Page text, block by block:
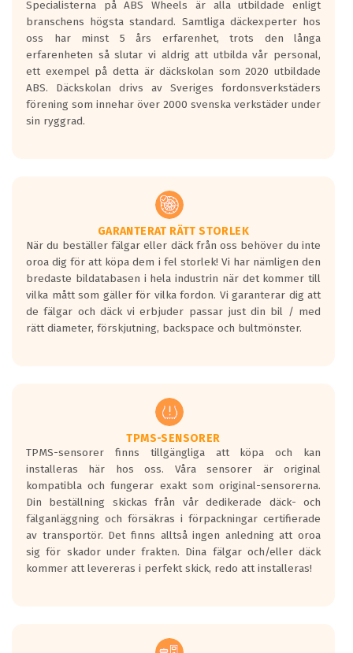
längsta.
Inga D eller G betyg delas ut för
personbilar och lätta lastbilar.
Betyget sätts efter ett test där däcken
skall bromsa in på en väg där det ligger
0.5-1.5 mm vatten.
I 80km/h kommer skillnaden på
Vid körning i över 50km/h brukar
rullmotståndets ljud överträffa
motorljudet.
På däckmärkningen kommer det finnas
en symbol av ett däck med vågar. Hög
bullernivå markeras med svarta vågor
medans de vita vågorna påvisar om det är
ett tyst däck.
regelverket som introduceras år 2016.
Ett däck med två svarta vågor är redan
godkända för år 2016 nya regelverk.
Ett däck med en svart våg kommer vara
minst tre decibel tystare än det
regelverk som börjar gälla 2016.
Specialisterna på ABS Wheels är alla utbildade enligt
branschens högsta standard. Samtliga däckexperter hos
oss har minst 5 års erfarenhet, trots den långa
erfarenheten så slutar vi aldrig att utbilda vår personal,
ett exempel på detta är däckskolan som 2020 utbildade
ABS. Däckskolan drivs av Sveriges fordonsverkstäders
förening som innehar över 2000 svenska verkstäder under
sin ryggrad.
GARANTERAT RÄTT STORLEK
När du beställer fälgar eller däck från oss behöver du inte
oroa dig för att köpa dem i fel storlek! Vi har nämligen den
bredaste bildatabasen i hela industrin när det kommer till
vilka mått som gäller för vilka fordon. Vi garanterar dig att
de fälgar och däck vi erbjuder passar just din bil / med
rätt diameter, förskjutning, backspace och bultmönster.
TPMS-SENSORER
TPMS-sensorer finns tillgängliga att köpa och kan
installeras här hos oss. Våra sensorer är original
kompatibla och fungerar exakt som original-sensorerna.
Din beställning skickas från vår dedikerade däck- och
fälganläggning och försäkras i förpackningar certifierade
av transportör. Det finns alltså ingen anledning att oroa
sig för skador under frakten. Dina fälgar och/eller däck
kommer att levereras i perfekt skick, redo att installeras!